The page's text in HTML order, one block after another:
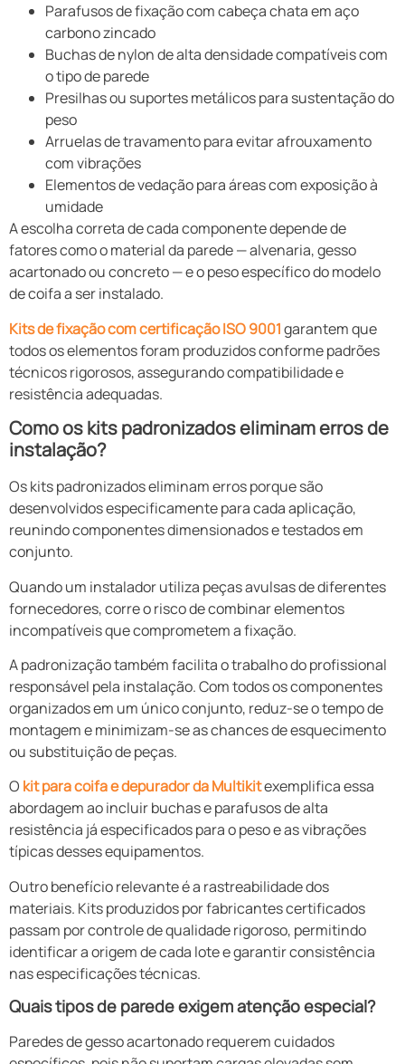
Parafusos de fixação com cabeça chata em aço
carbono zincado
Buchas de nylon de alta densidade compatíveis com
o tipo de parede
Presilhas ou suportes metálicos para sustentação do
peso
Arruelas de travamento para evitar afrouxamento
com vibrações
Elementos de vedação para áreas com exposição à
umidade
A escolha correta de cada componente depende de
fatores como o material da parede — alvenaria, gesso
acartonado ou concreto — e o peso específico do modelo
de coifa a ser instalado.
Kits de fixação com certificação ISO 9001garantem que
todos os elementos foram produzidos conforme padrões
técnicos rigorosos, assegurando compatibilidade e
resistência adequadas.
Como os kits padronizados eliminam erros de
instalação?
Os kits padronizados eliminam erros porque são
desenvolvidos especificamente para cada aplicação,
reunindo componentes dimensionados e testados em
conjunto.
Quando um instalador utiliza peças avulsas de diferentes
fornecedores, corre o risco de combinar elementos
incompatíveis que comprometem a fixação.
A padronização também facilita o trabalho do profissional
responsável pela instalação. Com todos os componentes
organizados em um único conjunto, reduz-se o tempo de
montagem e minimizam-se as chances de esquecimento
ou substituição de peças.
O kit para coifa e depurador da Multikitexemplifica essa
abordagem ao incluir buchas e parafusos de alta
resistência já especificados para o peso e as vibrações
típicas desses equipamentos.
Outro benefício relevante é a rastreabilidade dos
materiais. Kits produzidos por fabricantes certificados
passam por controle de qualidade rigoroso, permitindo
identificar a origem de cada lote e garantir consistência
nas especificações técnicas.
Quais tipos de parede exigem atenção especial?
Paredes de gesso acartonado requerem cuidados